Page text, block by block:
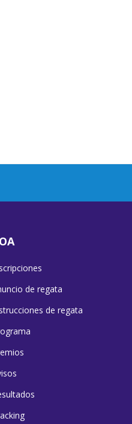
de regata
de regata